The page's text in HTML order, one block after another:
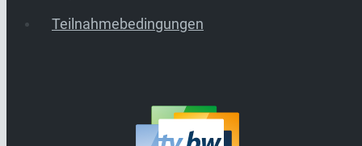
Teilnahmebedingungen